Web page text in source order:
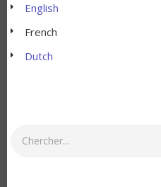
English
French
Dutch
Rechercher